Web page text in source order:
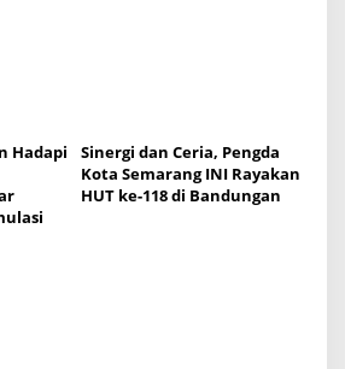
Hadapi
Sinergi dan Ceria, Pengda
Kota Semarang INI Rayakan
HUT ke-118 di Bandungan